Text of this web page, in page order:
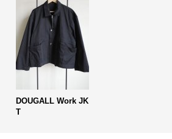
DOUGALL Work JK
T